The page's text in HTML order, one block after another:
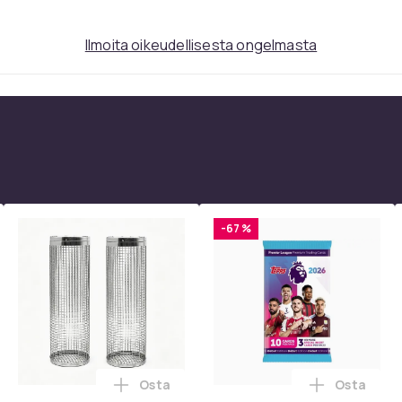
Ilmoita oikeudellisesta ongelmasta
- 40 väriä - Strassit laatikossa - DIY-strassit - koko
AV - HDMI-muunnin / -sovitin 1080P Universal Musta
Lisää 2 kpl pyöriviä grillikoreja - Paras
Osta
-67 %
Lisää
Osta